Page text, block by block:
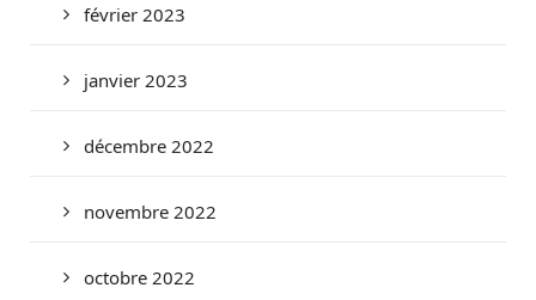
février 2023
janvier 2023
décembre 2022
novembre 2022
octobre 2022